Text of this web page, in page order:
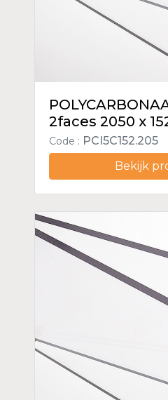
2faces 2050 x
Code : PCI5C152.205
Bekijk